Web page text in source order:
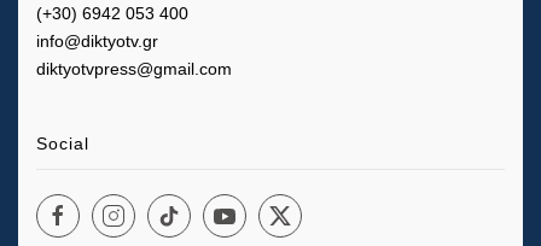
(+30) 6942 053 400
info@diktyotv.gr
diktyotvpress@gmail.com
Social